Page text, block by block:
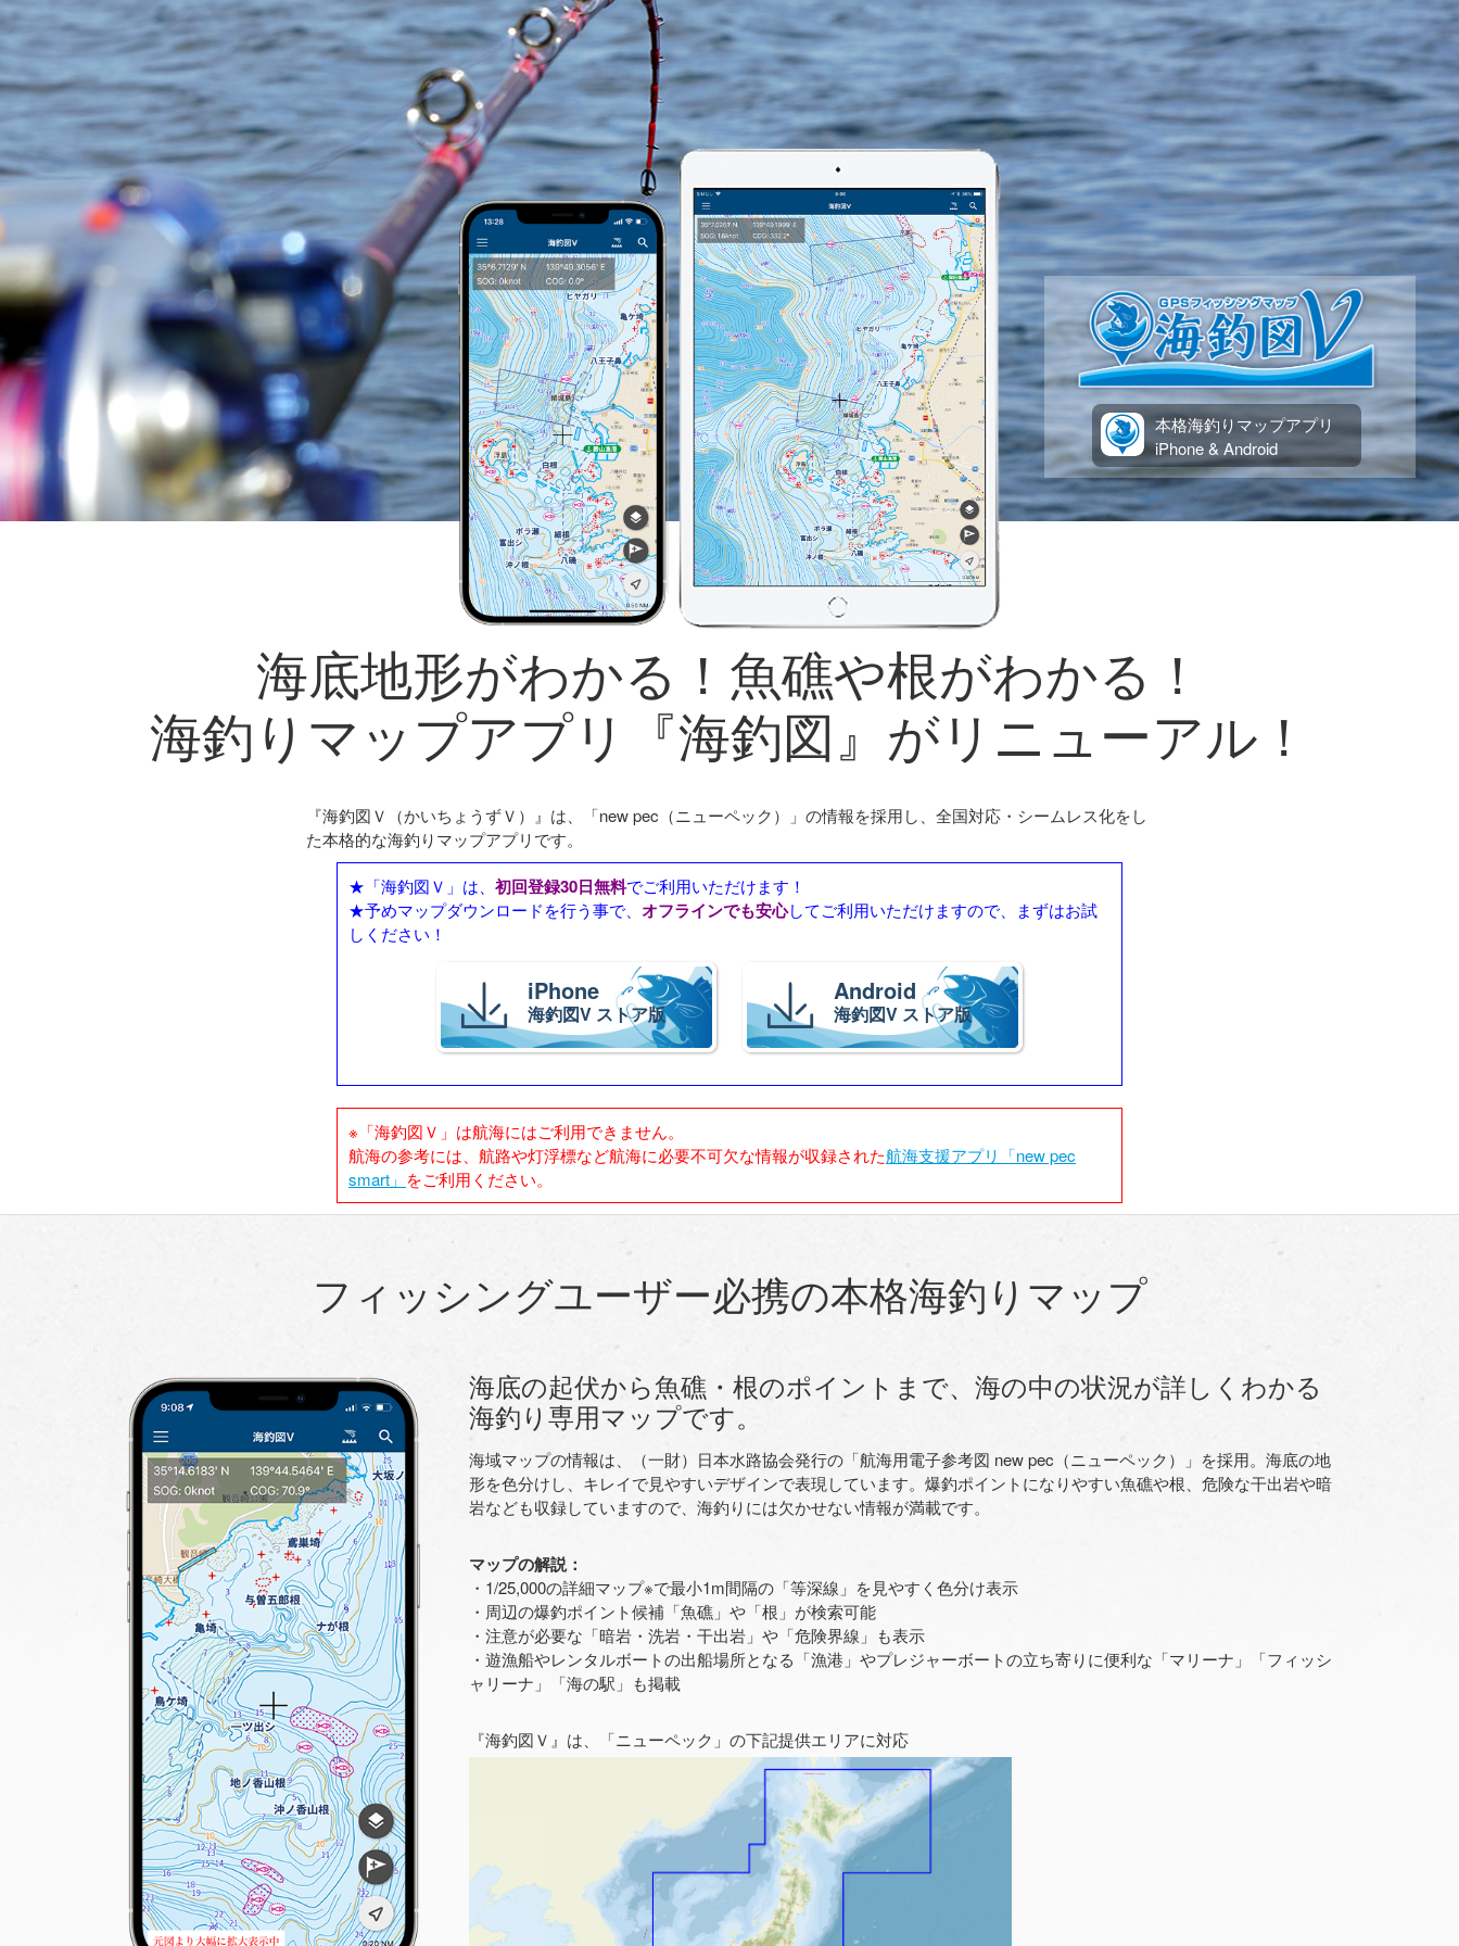
本格海釣りマップアプリ
iPhone & Android
海底地形がわかる！魚礁や根がわかる！
海釣りマップアプリ『海釣図』がリニューアル！
『海釣図Ｖ（かいちょうずＶ）』は、「new pec（ニューペック）」の情報を採用し、全国対応・シームレス化をし
た本格的な海釣りマップアプリです。
★「海釣図Ｖ」は、 初回登録30日無料でご利用いただけます！
★予めマップダウンロードを行う事で、 オフラインでも安心してご利用いただけますので、まずはお試
しください！
iPhone
海釣図V ストア版
Android
海釣図V ストア版
※「海釣図Ｖ」は航海にはご利用できません。
航海の参考には、航路や灯浮標など航海に必要不可欠な情報が収録された航海支援アプリ「new pec
smart」 をご利用ください。
フィッシングユーザー必携の本格海釣りマップ
海底の起伏から魚礁・根のポイントまで、海の中の状況が詳しくわかる
海釣り専用マップです。
海域マップの情報は、（一財）日本水路協会発行の「航海用電子参考図 new pec（ニューペック）」を採用。海底の地
形を色分けし、キレイで見やすいデザインで表現しています。爆釣ポイントになりやすい魚礁や根、危険な干出岩や暗
岩なども収録していますので、海釣りには欠かせない情報が満載です。
マップの解説：
・1/25,000の詳細マップ※で最小1m間隔の「等深線」を見やすく色分け表示
・周辺の爆釣ポイント候補「魚礁」や「根」が検索可能
・注意が必要な「暗岩・洗岩・干出岩」や「危険界線」も表示
・遊漁船やレンタルボートの出船場所となる「漁港」やプレジャーボートの立ち寄りに便利な「マリーナ」「フィッシ
ャリーナ」「海の駅」も掲載
『海釣図Ｖ』は、「ニューペック」の下記提供エリアに対応